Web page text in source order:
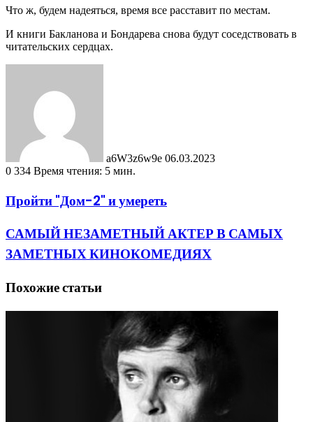
Что ж, будем надеяться, время все расставит по местам.
И книги Бакланова и Бондарева снова будут соседствовать в
читательских сердцах.
a6W3z6w9e 06.03.2023
0 334 Время чтения: 5 мин.
Пройти "Дом-2" и умереть
САМЫЙ НЕЗАМЕТНЫЙ АКТЕР В САМЫХ
ЗАМЕТНЫХ КИНОКОМЕДИЯХ
Похожие статьи